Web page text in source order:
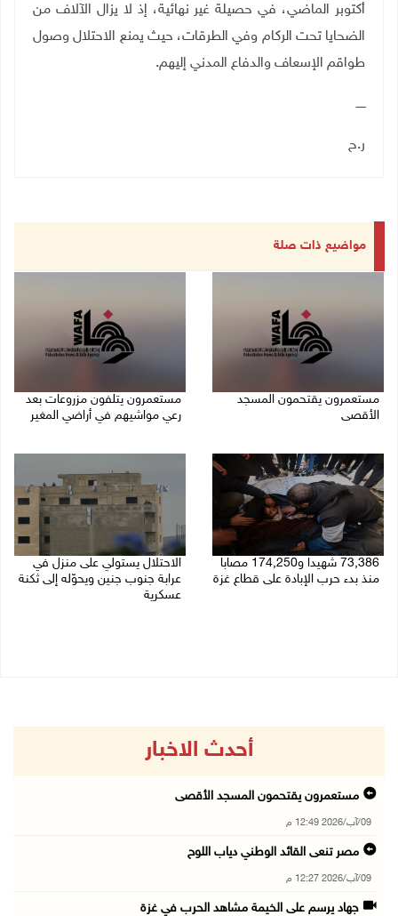
أكتوبر الماضي، في حصيلة غير نهائية، إذ لا يزال الآلاف من
الضحايا تحت الركام وفي الطرقات، حيث يمنع الاحتلال وصول
طواقم الإسعاف والدفاع المدني إليهم.
ـــــ
ر.ح
مواضيع ذات صلة
مستعمرون يقتحمون المسجد
الأقصى
مستعمرون يتلفون مزروعات بعد
رعي مواشيهم في أراضي المغير
73,386 شهيدا و174,250 مصابا
منذ بدء حرب الإبادة على قطاع غزة
الاحتلال يستولي على منزل في
عرابة جنوب جنين ويحوّله إلى ثكنة
عسكرية
أحدث الاخبار
مستعمرون يقتحمون المسجد الأقصى
09/آب/2026 12:49 م
مصر تنعى القائد الوطني دياب اللوح
09/آب/2026 12:27 م
جهاد يرسم على الخيمة مشاهد الحرب في غزة